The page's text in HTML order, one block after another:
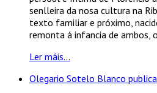
senlleira da nosa cultura na
texto familiar e próximo,
remonta á infancia de ambos,
Ler máis...
Olegario Sotelo Blanco